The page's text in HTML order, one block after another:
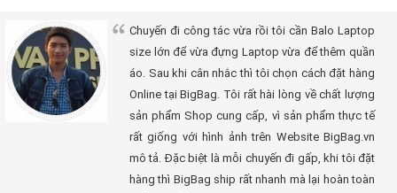
Chuyến đi công tác vừa rồi tôi cần Balo Laptop
size lớn để vừa đựng Laptop vừa để thêm quần
áo. Sau khi cân nhắc thì tôi chọn cách đặt hàng
Online tại BigBag. Tôi rất hài lòng về chất lượng
sản phẩm Shop cung cấp, vì sản phẩm thực tế
rất giống với hình ảnh trên Website BigBag.vn
mô tả. Đặc biệt là mỗi chuyến đi gấp, khi tôi đặt
hàng thì BigBag ship rất nhanh mà lại hoàn toàn